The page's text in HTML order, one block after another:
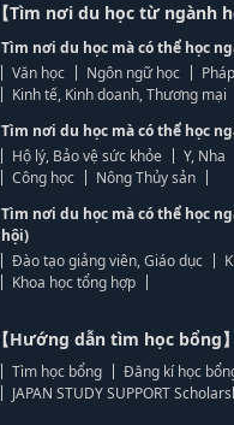
【Tìm nơi du học từ ngành
Tìm nơi du học mà có thể học
Văn học
Ngôn ngữ học
Kinh tế, Kinh doanh, Thương mại
Tìm nơi du học mà có thể học
Hộ lý, Bảo vệ sức khỏe
Y, Nha
Công học
Nông Thủy sản
Tìm nơi du học mà có thể học
hội)
Đào tạo giảng viên, Giáo dục
Khoa học tổng hợp
【Hướng dẫn tìm học bổng】
Tìm học bổng
Đăng kí học
JAPAN STUDY SUPPORT